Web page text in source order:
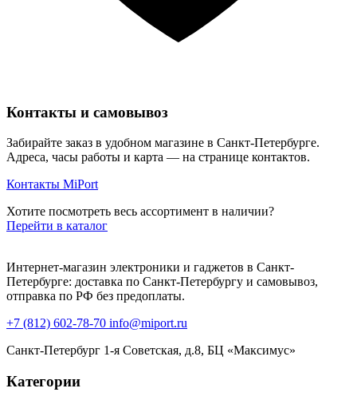
Контакты и самовывоз
Забирайте заказ в удобном магазине в Санкт-Петербурге.
Адреса, часы работы и карта — на странице контактов.
Контакты MiPort
Хотите посмотреть весь ассортимент в наличии?
Перейти в каталог
Интернет-магазин электроники и гаджетов в Санкт-
Петербурге: доставка по Санкт-Петербургу и самовывоз,
отправка по РФ без предоплаты.
+7 (812) 602-78-70 info@miport.ru
Санкт-Петербург 1-я Советская, д.8, БЦ «Максимус»
Категории